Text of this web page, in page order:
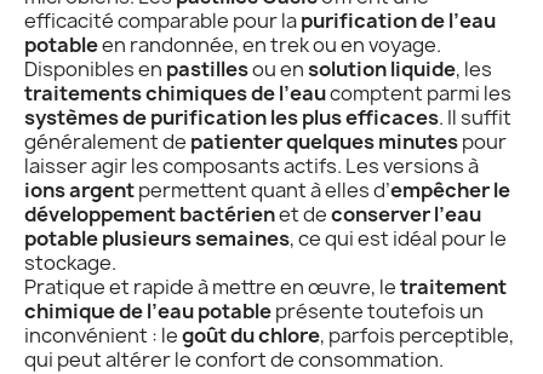
efficacité comparable pour lapurification de l’eau
potableen randonnée, en trek ou en voyage.
Disponibles en pastillesou ensolution liquide, les
traitements chimiques de l’eaucomptent parmi les
systèmes de purification les plus efficaces. Il suffit
généralement de patienter quelques minutespour
laisser agir les composants actifs. Les versions à
ions argentpermettent quant à elles d’empêcher le
développement bactérienet deconserver l’eau
potable plusieurs semaines, ce qui est idéal pour le
stockage.
Pratique et rapide à mettre en œuvre, letraitement
chimique de l’eau potableprésente toutefois un
inconvénient : legoût du chlore, parfois perceptible,
qui peut altérer le confort de consommation.